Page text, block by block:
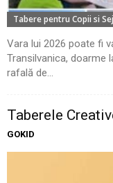
Tabere pentru Copii si
Vara lui 2026 poate fi
Transilvanica, doarme
rafală de...
Taberele
GOKID